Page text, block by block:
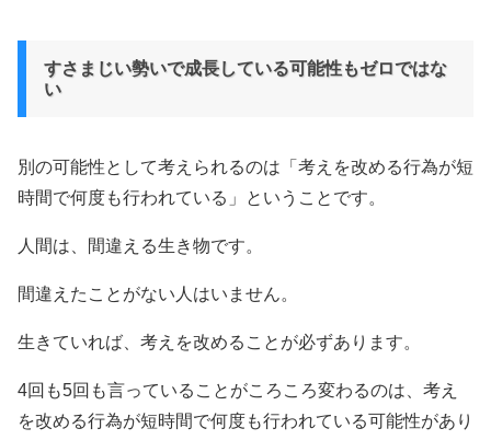
すさまじい勢いで成長している可能性もゼロではな
い
別の可能性として考えられるのは「考えを改める行為が短
時間で何度も行われている」ということです。
人間は、間違える生き物です。
間違えたことがない人はいません。
生きていれば、考えを改めることが必ずあります。
4回も5回も言っていることがころころ変わるのは、考え
を改める行為が短時間で何度も行われている可能性があり